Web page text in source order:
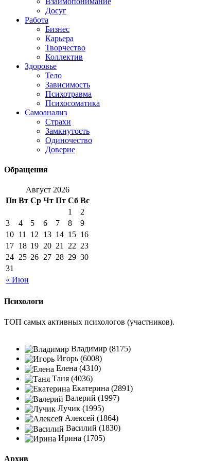
Досуг
Работа
Бизнес
Карьера
Творчество
Коллектив
Здоровье
Тело
Зависимость
Психотравма
Психосоматика
Самоанализ
Страхи
Замкнутость
Одиночество
Доверие
Обращения
Август 2026
Пн Вт Ср Чт Пт Сб Вс
« Июн
1
2
3
4 5 6 7 8
9
10 11 12 13 14 15 16
17 18 19 20 21 22 23
24 25 26 27 28 29 30
31
Психологи
ТОП самых активных психологов (участников).
Владимир (8175)
Игорь (6008)
Елена (4310)
Таня (4036)
Екатерина (2891)
Валерий (1997)
Лучик (1995)
Алексей (1864)
Василий (1830)
Ирина (1705)
Архив